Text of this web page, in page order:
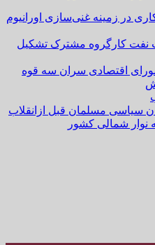
در زمینه غنی‌سازی اورانیوم
نفت کارگروه مشترک تشکیل
اقتصادی سران سه قوه
سیاسی مسلمان قبل ازانقلاب
نوار شمالی کشور